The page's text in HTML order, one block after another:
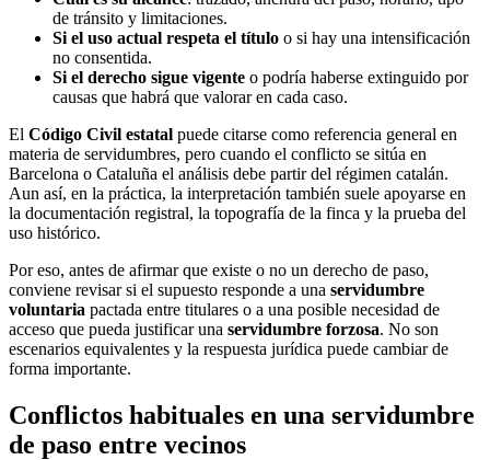
de tránsito y limitaciones.
Si el uso actual respeta el título o si hay una intensificación
no consentida.
Si el derecho sigue vigente o podría haberse extinguido por
causas que habrá que valorar en cada caso.
El Código Civil estatal puede citarse como referencia general en
materia de servidumbres, pero cuando el conflicto se sitúa en
Barcelona o Cataluña el análisis debe partir del régimen catalán.
Aun así, en la práctica, la interpretación también suele apoyarse en
la documentación registral, la topografía de la finca y la prueba del
uso histórico.
Por eso, antes de afirmar que existe o no un derecho de paso,
conviene revisar si el supuesto responde a una servidumbre
voluntaria pactada entre titulares o a una posible necesidad de
acceso que pueda justificar una servidumbre forzosa. No son
escenarios equivalentes y la respuesta jurídica puede cambiar de
forma importante.
Conflictos habituales en una servidumbre
de paso entre vecinos